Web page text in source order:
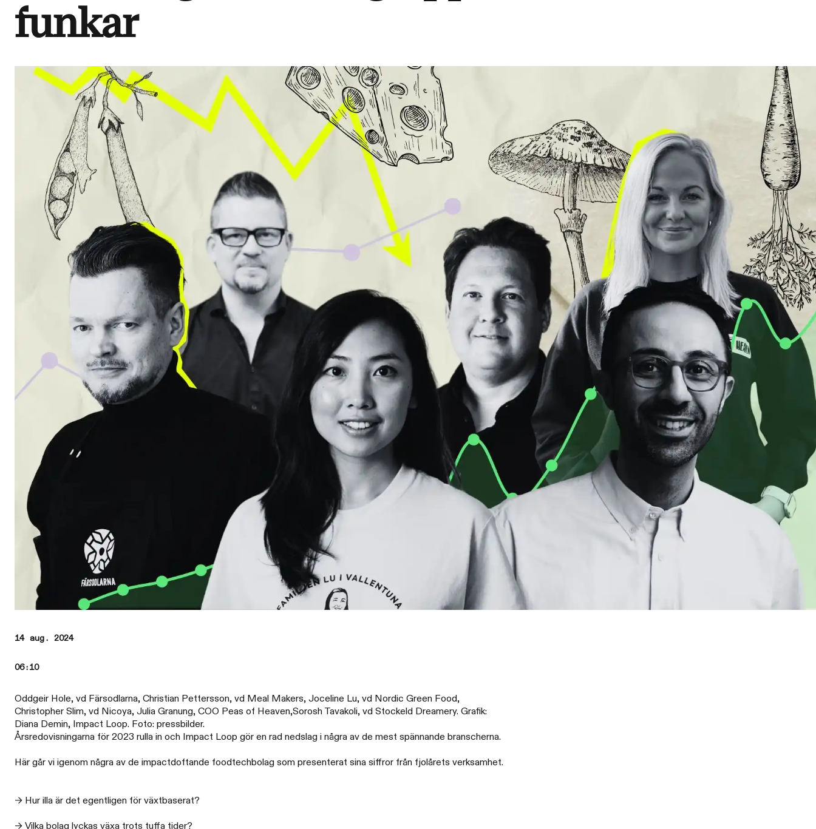
funkar
14 aug. 2024
06:10
Oddgeir Hole, vd Färsodlarna, Christian Pettersson, vd Meal Makers, Joceline Lu, vd Nordic Green Food,
Christopher Slim, vd Nicoya, Julia Granung, COO Peas of Heaven,Sorosh Tavakoli, vd Stockeld Dreamery. Grafik:
Diana Demin, Impact Loop. Foto: pressbilder.
Årsredovisningarna för 2023 rulla in och Impact Loop gör en rad nedslag i några av de mest spännande branscherna.
Här går vi igenom några av de impactdoftande foodtechbolag som presenterat sina siffror från fjolårets verksamhet.
→ Hur illa är det egentligen för växtbaserat?
→ Vilka bolag lyckas växa trots tuffa tider?